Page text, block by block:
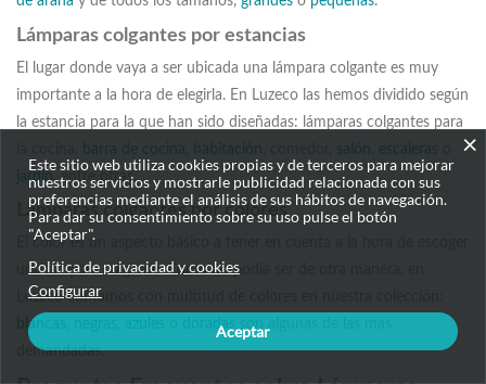
Lámparas colgantes por estancias
El lugar donde vaya a ser ubicada una lámpara colgante es muy
importante a la hora de elegirla. En Luzeco las hemos dividido según
la estancia para la que han sido diseñadas: lámparas colgantes para
barra de cocina habitación salón escaleras
jardín, entre otras.
Lámparas colgantes por colores
El color es un aspecto básico a tener en cuenta a la hora de escoger
una lámpara colgante. Como no podía ser de otra manera, en
Luzeco contamos con multitud de colores en nuestra colección:
blancas negras azules doradas son algunas de las más
demandadas.
×
Este sitio web utiliza cookies propias y de terceros para mejorar
nuestros servicios y mostrarle publicidad relacionada con sus
preferencias mediante el análisis de sus hábitos de navegación.
Para dar su consentimiento sobre su uso pulse el botón
"Aceptar".
Política de privacidad y cookies
Configurar
Aceptar